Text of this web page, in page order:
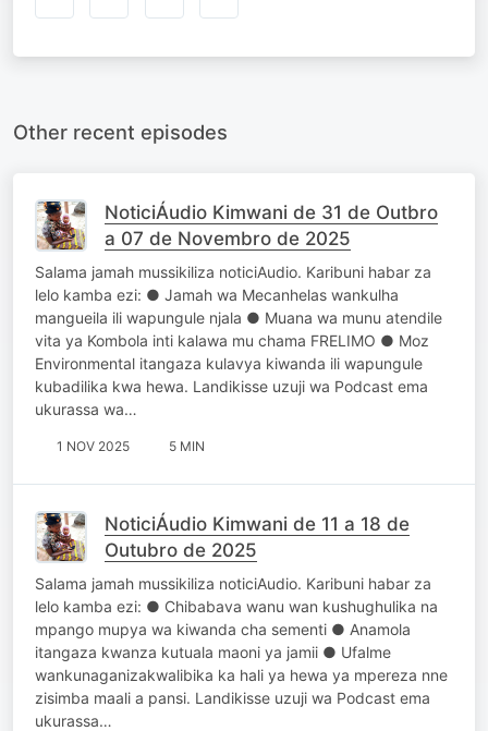
Other recent episodes
NoticiÁudio Kimwani de 31 de Outbro
a 07 de Novembro de 2025
Salama jamah mussikiliza noticiAudio. Karibuni habar za
lelo kamba ezi: ● Jamah wa Mecanhelas wankulha
mangueila ili wapungule njala ● Muana wa munu atendile
vita ya Kombola inti kalawa mu chama FRELIMO ● Moz
Environmental itangaza kulavya kiwanda ili wapungule
kubadilika kwa hewa. Landikisse uzuji wa Podcast ema
ukurassa wa…
1 NOV 2025 5 MIN
NoticiÁudio Kimwani de 11 a 18 de
Outubro de 2025
Salama jamah mussikiliza noticiAudio. Karibuni habar za
lelo kamba ezi: ● Chibabava wanu wan kushughulika na
mpango mupya wa kiwanda cha sementi ● Anamola
itangaza kwanza kutuala maoni ya jamii ● Ufalme
wankunaganizakwalibika ka hali ya hewa ya mpereza nne
zisimba maali a pansi. Landikisse uzuji wa Podcast ema
ukurassa…